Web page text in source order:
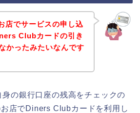
店でサービスの申し込
Clubカードの引き
かったみたいなんです
の銀行口座の残高をチェックの
お店でDiners Clubカードを利用し